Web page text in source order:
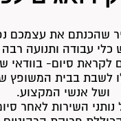
שהכנתם את עצמכם
עבודה ותנועה
סיום- בוודאי
לשבת בבית
ושל אנשי המקצוע.
השירות לאחר